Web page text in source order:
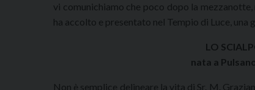
vi comunichiamo che poco dopo la
ha accolto e presentato nel Tempio di Luce,
LO
nata a
Non è semplice delineare la vita di Sr. M.